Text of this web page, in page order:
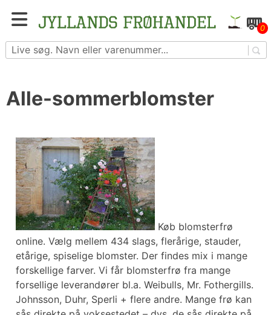
Blomster- og grøntsagsfrø fra hele Europa – få
adgang til 1.229 spændende sorter
0
Alle-sommerblomster
Køb blomsterfrø
online. Vælg mellem 434 slags, flerårige, stauder,
etårige, spiselige blomster. Der findes mix i mange
forskellige farver. Vi får blomsterfrø fra mange
forsellige leverandører bl.a. Weibulls, Mr. Fothergills.
Johnsson, Duhr, Sperli + flere andre. Mange frø kan